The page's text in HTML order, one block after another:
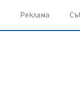
Реклама